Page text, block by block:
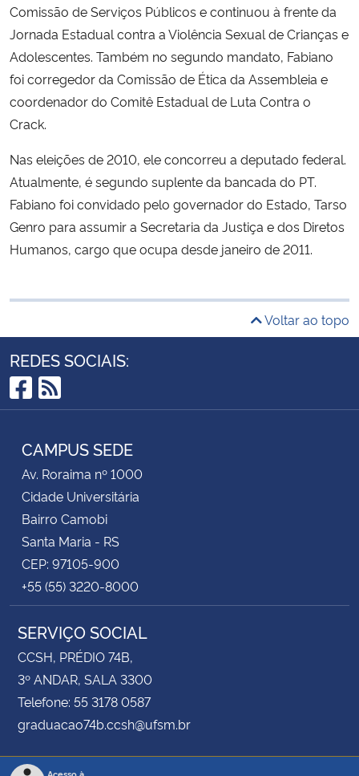
Comissão de Serviços Públicos e continuou à frente da
Jornada Estadual contra a Violência Sexual de Crianças e
Adolescentes. Também no segundo mandato, Fabiano
foi corregedor da Comissão de Ética da Assembleia e
coordenador do Comitê Estadual de Luta Contra o
Crack.
Nas eleições de 2010, ele concorreu a deputado federal.
Atualmente, é segundo suplente da bancada do PT.
Fabiano foi convidado pelo governador do Estado, Tarso
Genro para assumir a Secretaria da Justiça e dos Diretos
Humanos, cargo que ocupa desde janeiro de 2011.
Voltar ao topo
REDES SOCIAIS:
Facebook
RSS
CAMPUS SEDE
Av. Roraima nº 1000
Cidade Universitária
Bairro Camobi
Santa Maria - RS
CEP: 97105-900
+55 (55) 3220-8000
SERVIÇO SOCIAL
CCSH, PRÉDIO 74B,
3º ANDAR, SALA 3300
Telefone: 55 3178 0587
graduacao74b.ccsh@ufsm.br